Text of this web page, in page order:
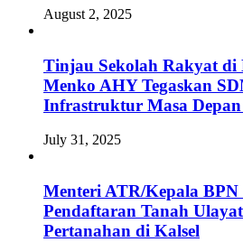
August 2, 2025
Tinjau Sekolah Rakyat di
Menko AHY Tegaskan
Infrastruktur Masa Depan
July 31, 2025
Menteri ATR/Kepala BPN
Pendaftaran Tanah
Pertanahan di Kalsel